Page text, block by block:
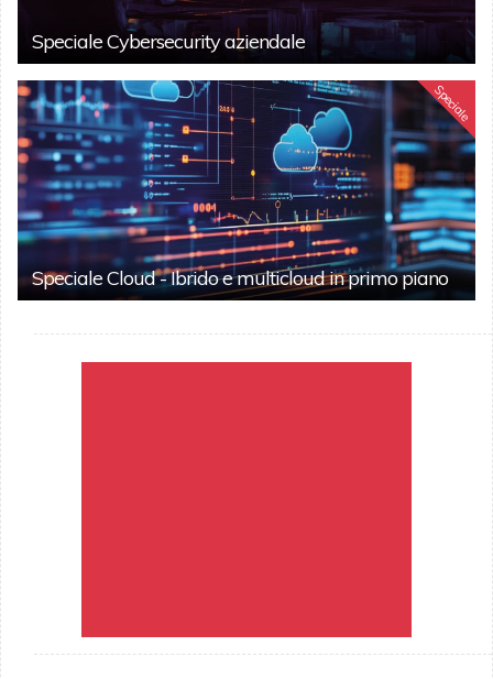
Speciale Cybersecurity aziendale
Speciale
Speciale Cloud - Ibrido e multicloud in primo piano